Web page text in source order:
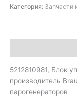
Категория: Запчасти
5212810981, Блок
производитель
парогенераторов